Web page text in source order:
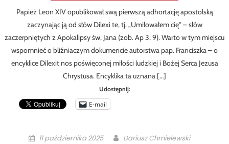
Papież Leon XIV opublikował swą pierwszą adhortację apostolską
zaczynając ją od słów Dilexi te, tj. „Umiłowałem cię” – słów
zaczerpniętych z Apokalipsy św, Jana (zob. Ap 3, 9). Warto w tym miejscu
wspomnieć o bliźniaczym dokumencie autorstwa pap. Franciszka – o
encyklice Dilexit nos poświęconej miłości ludzkiej i Bożej Serca Jezusa
Chrystusa. Encyklika ta uznana […]
Udostępnij:
E-mail
Posted
11 października 2025 Author
Dariusz Chmielewski